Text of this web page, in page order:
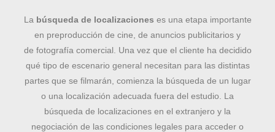
La búsqueda de localizaciones es una etapa importante
en preproducción de cine, de anuncios publicitarios y
de fotografía comercial. Una vez que el cliente ha decidido
qué tipo de escenario general necesitan para las distintas
partes que se filmarán, comienza la búsqueda de un lugar
o una localización adecuada fuera del estudio. La
búsqueda de localizaciones en el extranjero y la
negociación de las condiciones legales para acceder o